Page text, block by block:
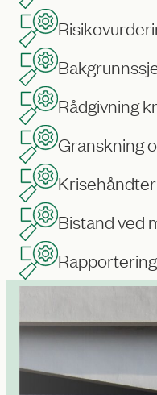
Rådgivning
Granskning
Bistand ved